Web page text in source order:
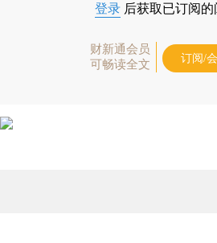
登录 后获取已订阅
财新通会员
可畅读全文
订阅/